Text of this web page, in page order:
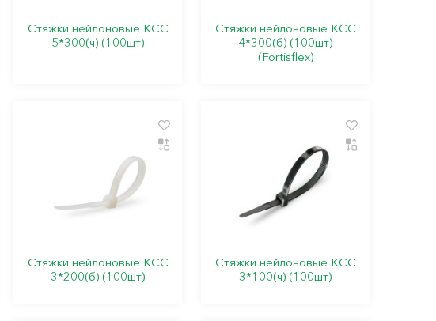
Стяжки нейлоновые КСС
5*300(ч) (100шт)
Стяжки нейлоновые КСС
4*300(б) (100шт)
(Fortisflex)
Стяжки нейлоновые КСС
3*200(б) (100шт)
Стяжки нейлоновые КСС
3*100(ч) (100шт)